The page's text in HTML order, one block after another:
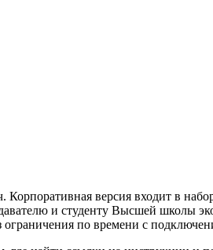
версия входит в
и студенту Высшей школы
по времени с